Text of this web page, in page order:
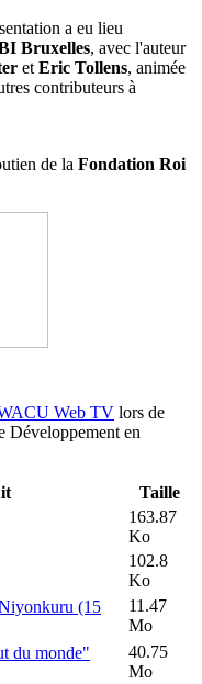
a eu lieu
Bruxelles, avec l'auteur
etEric Tollens, animée
contributeurs à
de la Fondation Roi
Web TV lors de
Développement en
Taille
163.87
Ko
102.8
Ko
(15
11.47
Mo
du monde"
40.75
Mo